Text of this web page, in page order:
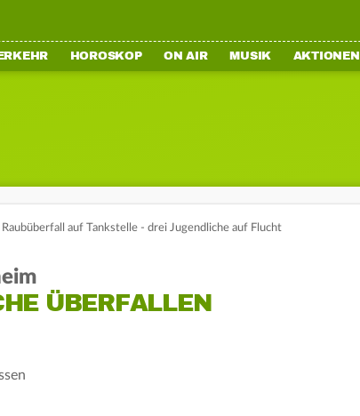
HOROSKOP ON AIR MUSIK AKTIONEN
Raubüberfall auf Tankstelle - drei Jugendliche auf Flucht
ÜBERFALLEN